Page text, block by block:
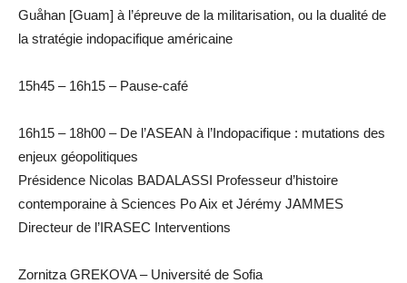
Guåhan [Guam] à l’épreuve de la militarisation, ou la dualité de
la stratégie indopacifique américaine
15h45 – 16h15 – Pause-café
16h15 – 18h00 – De l’ASEAN à l’Indopacifique : mutations des
enjeux géopolitiques
Présidence Nicolas BADALASSI Professeur d’histoire
contemporaine à Sciences Po Aix et Jérémy JAMMES
Directeur de l’IRASEC Interventions
Zornitza GREKOVA – Université de Sofia